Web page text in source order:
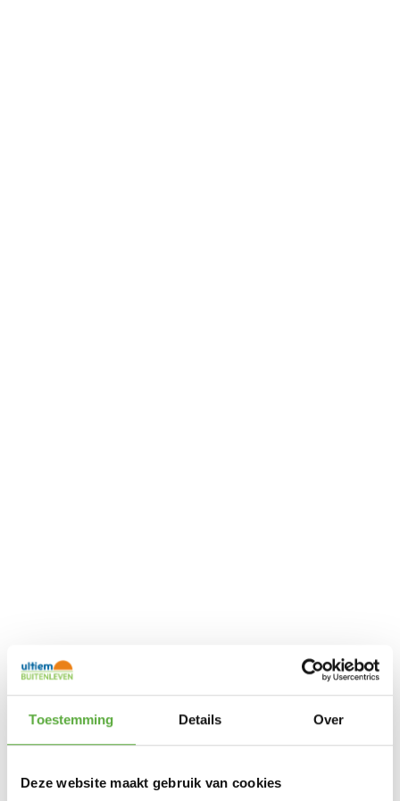
Toestemming Details Over
Deze website maakt gebruik van cookies